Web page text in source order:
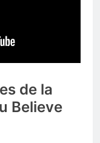
de la
Believe